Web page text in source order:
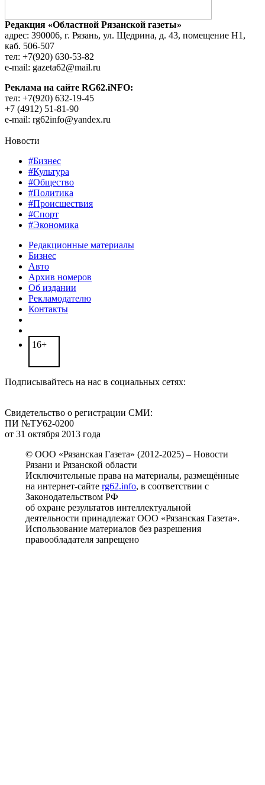
Редакция «Областной Рязанской газеты»
адрес: 390006, г. Рязань, ул. Щедрина, д. 43, помещение Н1,
каб. 506-507
тел: +7(920) 630-53-82
e-mail: gazeta62@mail.ru
Реклама на сайте RG62.iNFO:
тел: +7(920) 632-19-45
+7 (4912) 51-81-90
e-mail: rg62info@yandex.ru
Новости
#Бизнес
#Культура
#Общество
#Политика
#Происшествия
#Спорт
#Экономика
Редакционные материалы
Бизнес
Авто
Архив номеров
Об издании
Рекламодателю
Контакты
16+
Подписывайтесь на нас в социальных сетях:
Свидетельство о регистрации СМИ:
ПИ №ТУ62-0200
от 31 октября 2013 года
© ООО «Рязанская Газета» (2012-2025) – Новости
Рязани и Рязанской области
Исключительные права на материалы, размещённые
на интернет-сайте rg62.info, в соответствии с
Законодательством РФ
об охране результатов интеллектуальной
деятельности принадлежат ООО «Рязанская Газета».
Использование материалов без разрешения
правообладателя запрещено